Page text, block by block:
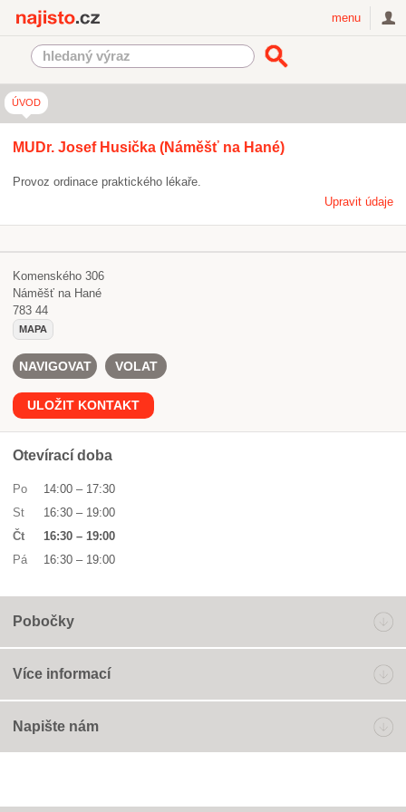
menu
ÚVOD
MUDr. Josef Husička (Náměšť na Hané)
Provoz ordinace praktického lékaře.
Upravit údaje
Komenského 306
Náměšť na Hané
783 44
MAPA
NAVIGOVAT VOLAT
ULOŽIT KONTAKT
Otevírací doba
Po 14:00 – 17:30
St
16:30 – 19:00
Čt
16:30 – 19:00
Pá
16:30 – 19:00
Pobočky
Více informací
Napište nám